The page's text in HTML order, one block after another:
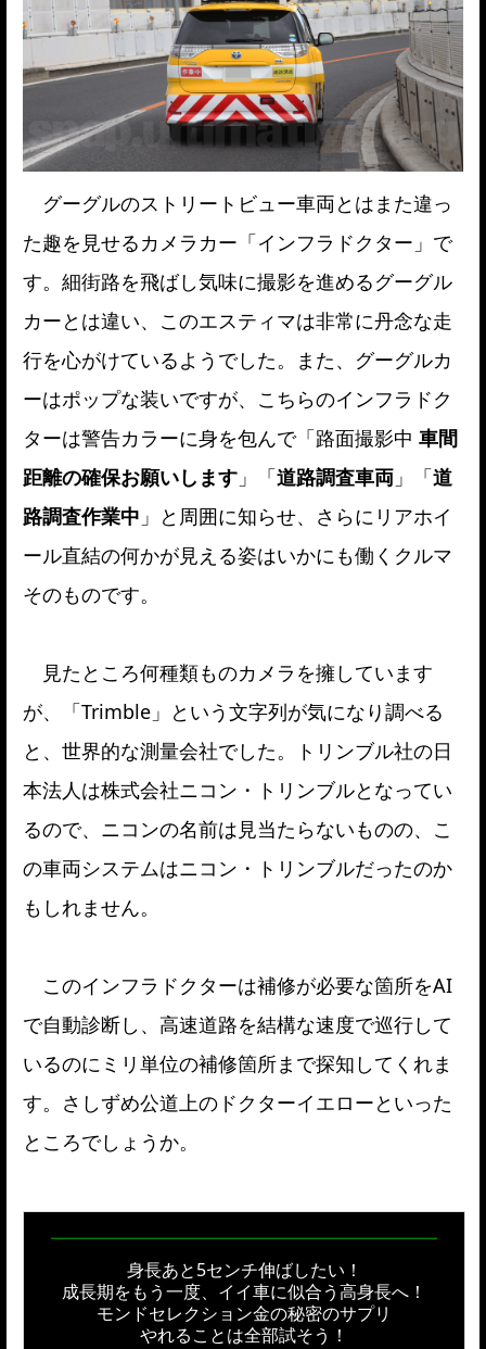
グーグルのストリートビュー車両とはまた違っ
た趣を見せるカメラカー「インフラドクター」で
す。細街路を飛ばし気味に撮影を進めるグーグル
カーとは違い、このエスティマは非常に丹念な走
行を心がけているようでした。また、グーグルカ
ーはポップな装いですが、こちらのインフラドク
ターは警告カラーに身を包んで「路面撮影中 車間
距離の確保お願いします 」「道路調査車両 」「道
路調査作業中 」と周囲に知らせ、さらにリアホイ
ール直結の何かが見える姿はいかにも働くクルマ
そのものです。
見たところ何種類ものカメラを擁しています
が、「Trimble」という文字列が気になり調べる
と、世界的な測量会社でした。トリンブル社の日
本法人は株式会社ニコン・トリンブルとなってい
るので、ニコンの名前は見当たらないものの、こ
の車両システムはニコン・トリンブルだったのか
もしれません。
このインフラドクターは補修が必要な箇所をAI
で自動診断し、高速道路を結構な速度で巡行して
いるのにミリ単位の補修箇所まで探知してくれま
す。さしずめ公道上のドクターイエローといった
ところでしょうか。
身長あと5センチ伸ばしたい！
成長期をもう一度、イイ車に似合う高身長へ！
モンドセレクション金の秘密のサプリ
やれることは全部試そう！